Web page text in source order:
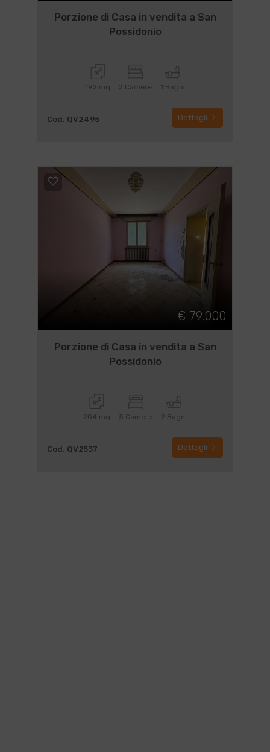
Porzione di Casa in vendita a San
Possidonio
192 mq 2 Camere 1 Bagni
Cod. QV2495 Dettagli
€ 79.000
Porzione di Casa in vendita a San
Possidonio
204 mq 5 Camere 2 Bagni
Cod. QV2537 Dettagli